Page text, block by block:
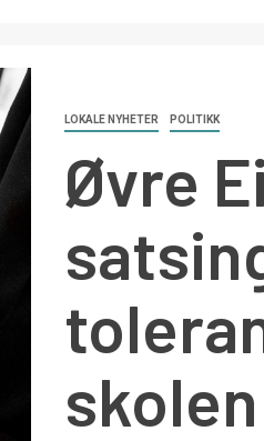
LOKALE NYHETER POLITIKK
Øvre
skolen